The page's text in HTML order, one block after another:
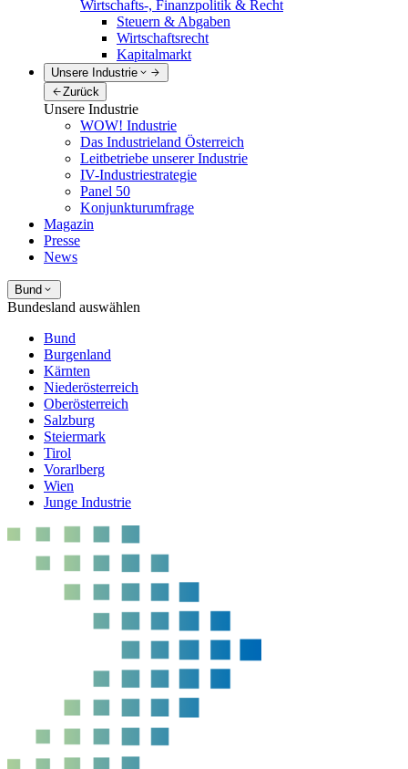
Wirtschafts-, Finanzpolitik & Recht
Steuern & Abgaben
Wirtschaftsrecht
Kapitalmarkt
Unsere Industrie
Zurück
Unsere Industrie
WOW! Industrie
Das Industrieland Österreich
Leitbetriebe unserer Industrie
IV-Industriestrategie
Panel 50
Konjunkturumfrage
Magazin
Presse
News
Bund
Bundesland auswählen
Bund
Burgenland
Kärnten
Niederösterreich
Oberösterreich
Salzburg
Steiermark
Tirol
Vorarlberg
Wien
Junge Industrie